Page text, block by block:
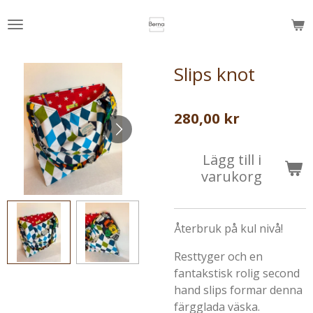
till
Slips knot
280,00 kr
Lägg till i
varukorg
Återbruk på kul nivå!
Resttyger och en
fantakstisk rolig second
hand slips formar denna
färgglada väska.